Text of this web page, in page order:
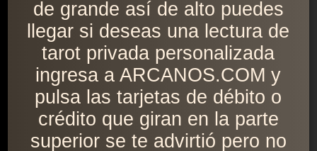
de grande así de alto puedes
llegar si deseas una lectura de
tarot privada personalizada
ingresa a ARCANOS.COM y
pulsa las tarjetas de débito o
crédito que giran en la parte
superior se te advirtió pero no